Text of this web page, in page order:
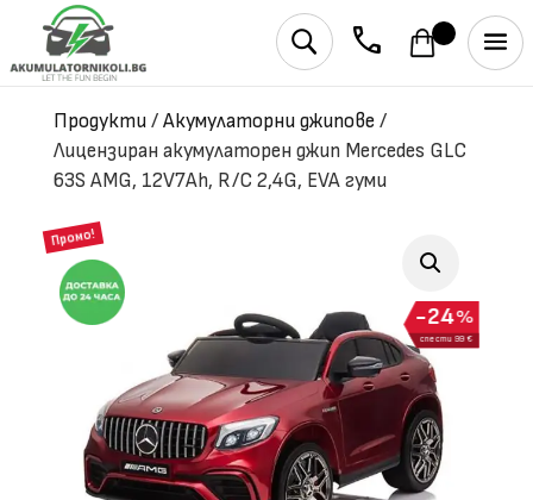
phone
U
Продукти/ Акумулаторни джипове/
Лицензиран акумулаторен джип Mercedes GLC
63S AMG, 12V7Ah, R/C 2,4G, EVA гуми
Промо!
%
24
спести 99 €